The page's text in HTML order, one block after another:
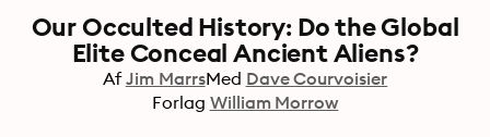
Our Occulted History: Do the Global
Elite Conceal Ancient Aliens?
Af Jim MarrsMed Dave Courvoisier
Forlag William Morrow